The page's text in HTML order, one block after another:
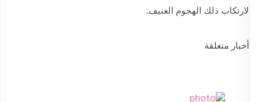
لارتكاب ذلك الهجوم العنيف.
أخبار متعلقة